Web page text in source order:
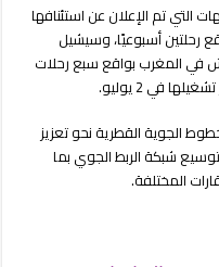
التي تم الإعلان عن استئنافها
رحلتين أسبوعيًا، وسيشيل
في المغرب بواقع سبع رحلات
في 2 يوليو.
الجوية القطرية نحو تعزيز
شبكة الربط الجوي بما
المختلفة.